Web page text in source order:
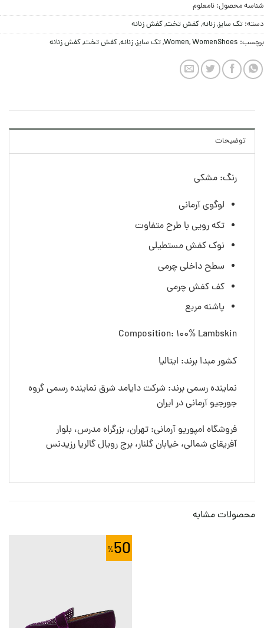
شناسه محصول: نامعلوم
دسته: تک سایز,زنانه,کفش تخت,کفش زنانه
برچسب:
Women,WomenShoes
,تک سایز,زنانه,کفش تخت,کفش زنانه
توضیحات
رنگ: مشکی
لوگوی آرمانی
تکه رویی با طرح متفاوت
نوک کفش مستطیلی
سطح داخلی چرمی
کف کفش چرمی
پاشنه مربع
Composition: 100% Lambskin
کشور مبدا برند: ایتالیا
نماینده رسمی برند: شرکت دایامد شرق نماینده رسمی گروه
جورجیو آرمانی در ایران
فروشگاه امپوریو آرمانی: تهران، بزرگراه مدرس، بلوار
آفریقای شمالی، خیابان گلنار، برج رویال گالریا رزیدنس
محصولات مشابه
50